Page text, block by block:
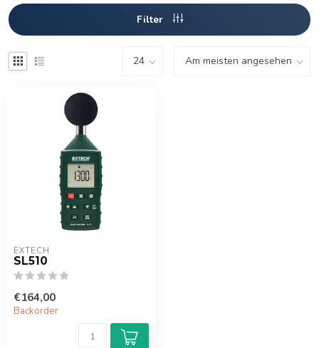
Filter
EXTECH
SL510
€164,00
Backorder